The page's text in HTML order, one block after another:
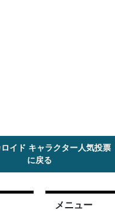
イド キャラクター人気投票
に戻る
メニュー